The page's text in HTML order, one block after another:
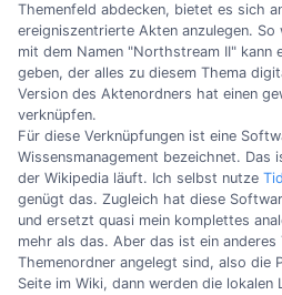
Themenfeld abdecken, bietet es sich
ereigniszentrierte Akten anzulegen.
mit dem Namen "Northstream II" kann
geben, der alles zu diesem Thema
Version des Aktenordners hat einen
verknüpfen.
Für diese Verknüpfungen ist eine
Wissensmanagement bezeichnet.
der Wikipedia läuft. Ich selbst nutze
genügt das. Zugleich hat diese
und ersetzt quasi mein komplettes
mehr als das. Aber das ist ein anderes
Themenordner angelegt sind, also die
Seite im Wiki, dann werden die